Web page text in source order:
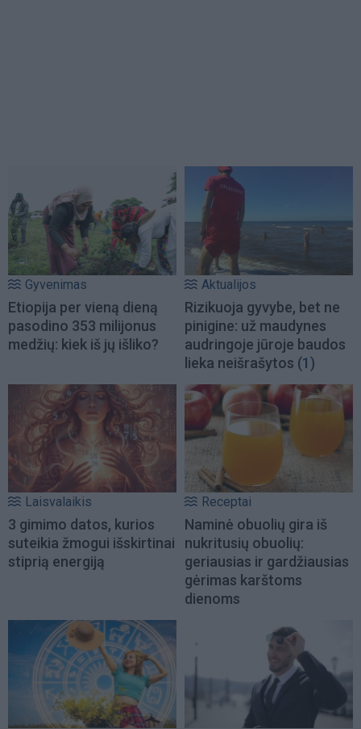
Gyvenimas
Etiopija per vieną dieną
pasodino 353 milijonus
medžių: kiek iš jų išliko?
Aktualijos
Rizikuoja gyvybe, bet ne
pinigine: už maudynes
audringoje jūroje baudos
lieka neišrašytos (1)
Laisvalaikis
3 gimimo datos, kurios
suteikia žmogui išskirtinai
stiprią energiją
Receptai
Naminė obuolių gira iš
nukritusių obuolių:
geriausias ir gardžiausias
gėrimas karštoms
dienoms